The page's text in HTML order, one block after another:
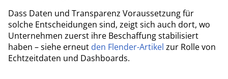
Dass Daten und Transparenz Voraussetzung für
solche Entscheidungen sind, zeigt sich auch dort, wo
Unternehmen zuerst ihre Beschaffung stabilisiert
haben – siehe erneut den Flender-Artikel zur Rolle von
Echtzeitdaten und Dashboards.